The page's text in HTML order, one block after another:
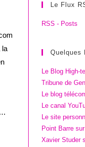
la
Le Flux
RSS - Posts
Quelques
Le Blog High-
Tribune de
Le blog
Le canal
Le site
Point Barre
Xavier Studer